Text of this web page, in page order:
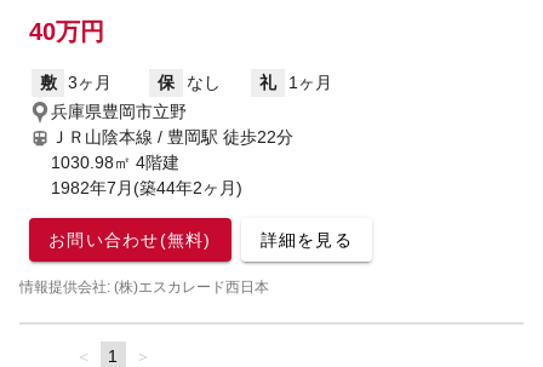
40万円
敷 3ヶ月 保 なし 礼
1ヶ月
兵庫県豊岡市立野
ＪＲ山陰本線 / 豊岡駅 徒歩22分
1030.98㎡ 4階建
1982年7月(築44年2ヶ月)
お問い合わせ(無料) 詳細を見る
情報提供会社: (株)エスカレード西日本
page
You're
1 page